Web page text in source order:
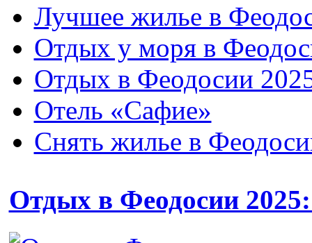
Лучшее жилье в
Отдых у моря в
Отдых в Феодосии
Отель «Сафие»
Снять жилье в
Отдых в Феодосии